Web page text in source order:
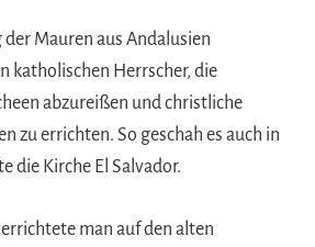
der Mauren aus Andalusien
katholischen Herrscher, die
abzureißen und christliche
zu errichten. So geschah es auch in
die Kirche El Salvador.
errichtete man auf den alten